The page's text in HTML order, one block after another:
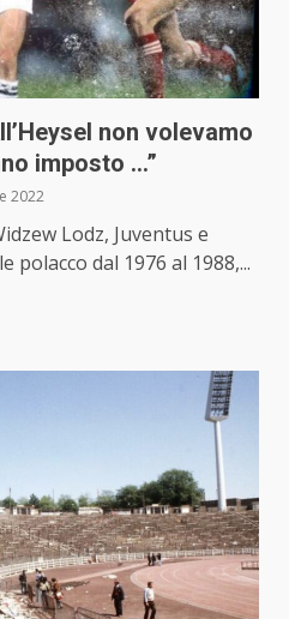
non volevamo
imposto …”
2022
Lodz, Juventus e
polacco dal 1976 al 1988,...